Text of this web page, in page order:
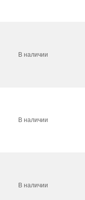
В наличии
В наличии
В наличии